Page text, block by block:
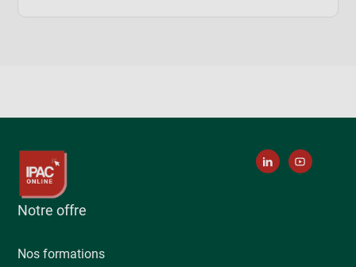
Notre offre
Nos formations